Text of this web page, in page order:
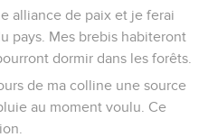
alliance de paix et je ferai
pays. Mes brebis habiteront
dormir dans les forêts.
de ma colline une source
au moment voulu. Ce